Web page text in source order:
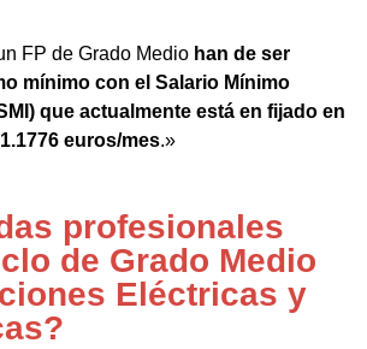
FP de Grado Medio han de ser
mínimo con el Salario Mínimo
que actualmente está en fijado en
euros/mes.»
profesionales
de Grado Medio
Eléctricas y